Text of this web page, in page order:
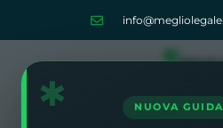
✱ NUOVA